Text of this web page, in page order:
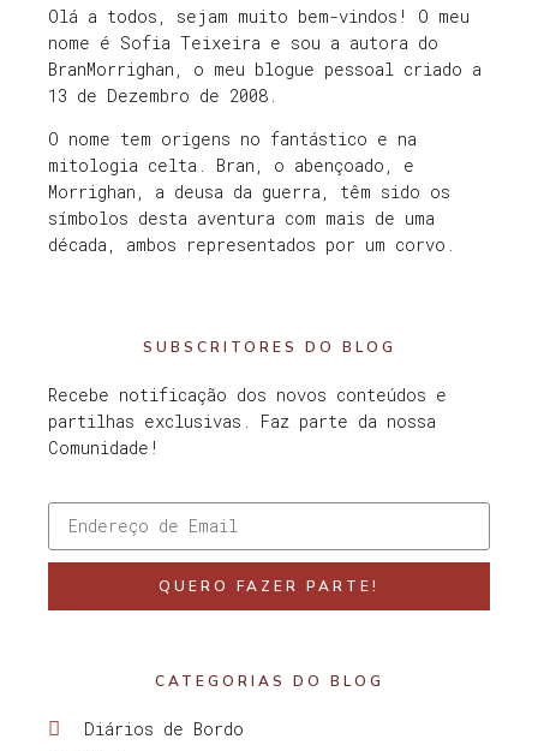
Olá a todos, sejam muito bem-vindos! O meu
nome é Sofia Teixeira e sou a autora do
BranMorrighan, o meu blogue pessoal criado a
13 de Dezembro de 2008.
O nome tem origens no fantástico e na
mitologia celta. Bran, o abençoado, e
Morrighan, a deusa da guerra, têm sido os
símbolos desta aventura com mais de uma
década, ambos representados por um corvo.
SUBSCRITORES DO BLOG
Recebe notificação dos novos conteúdos e
partilhas exclusivas. Faz parte da nossa
Comunidade!
QUERO FAZER PARTE!
CATEGORIAS DO BLOG
Diários de Bordo